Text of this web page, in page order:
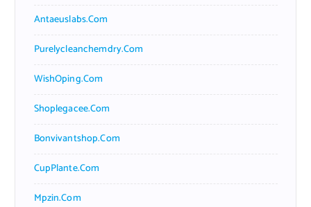
Antaeuslabs.com
Purelycleanchemdry.com
WishOping.com
Shoplegacee.com
Bonvivantshop.com
CupPlante.com
Mpzin.com